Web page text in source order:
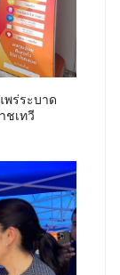
พร่ระบาด
ชเทวี